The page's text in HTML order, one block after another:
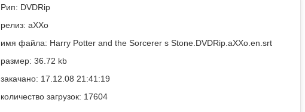
Рип: DVDRip
релиз: aXXo
имя файла: Harry Potter and the Sorcerer s Stone.DVDRip.aXXo.en.srt
размер: 36.72 kb
закачано: 17.12.08 21:41:19
количество загрузок: 17604